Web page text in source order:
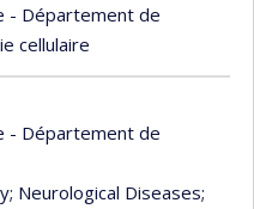
- Département de
cellulaire
- Département de
; Neurological Diseases;